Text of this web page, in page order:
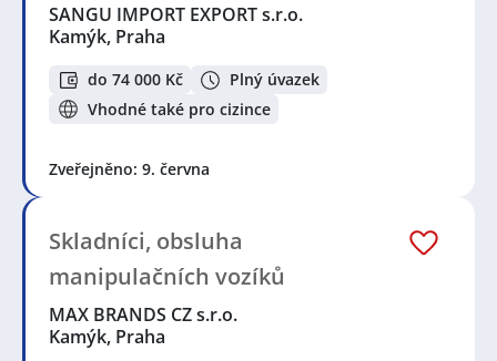
SANGU IMPORT EXPORT s.r.o.
Kamýk, Praha
do 74 000 Kč
Plný úvazek
Vhodné také pro cizince
Zveřejněno: 9. června
Skladníci, obsluha
manipulačních vozíků
MAX BRANDS CZ s.r.o.
Kamýk, Praha